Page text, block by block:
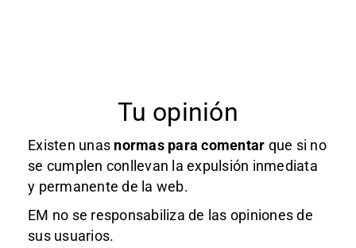
Tu opinión
Existen unas normas para comentar que si no
se cumplen conllevan la expulsión inmediata
y permanente de la web.
EM no se responsabiliza de las opiniones de
sus usuarios.